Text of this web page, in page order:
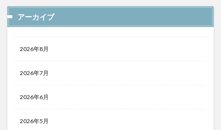
アーカイブ
2026年8月
2026年7月
2026年6月
2026年5月